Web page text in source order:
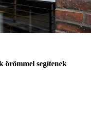
örömmel segítenek